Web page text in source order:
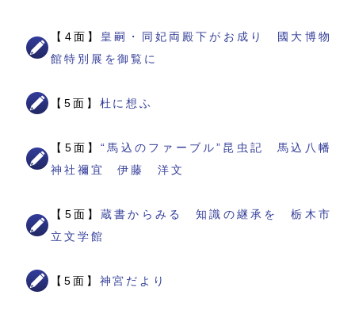
【4面】 皇嗣・同妃両殿下がお成り 國大博物
館特別展を御覧に
【5面】 杜に想ふ
【5面】“馬込のファーブル”昆虫記 馬込八幡
神社禰宜 伊藤 洋文
【5面】蔵書からみる 知識の継承を 栃木市
立文学館
【5面】 神宮だより